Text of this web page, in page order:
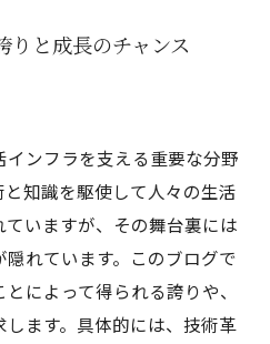
りと成長のチャンス
ンフラを支える重要な分野
知識を駆使して人々の生活
いますが、その舞台裏には
れています。このブログで
によって得られる誇りや、
ます。具体的には、技術革